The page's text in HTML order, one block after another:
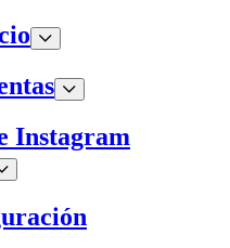
Instagram